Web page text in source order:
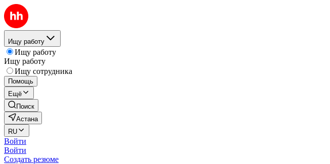
Ищу работу
Ищу работу
Ищу работу
Ищу сотрудника
Помощь
Ещё
Поиск
Астана
RU
Войти
Войти
Создать резюме